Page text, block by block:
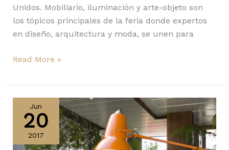
Unidos. Mobiliario, iluminación y arte-objeto son
los tópicos principales de la feria donde expertos
en diseño, arquitectura y moda, se unen para
Read More »
Jun
20
2017
Chelsea